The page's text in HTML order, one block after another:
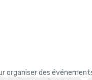
organiser des